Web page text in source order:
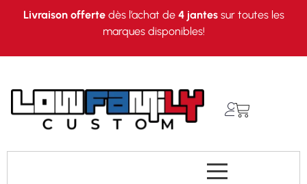
Livraison offertedès l’achat de 4 jantessur toutes les
marques disponibles!